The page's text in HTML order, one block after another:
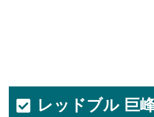
レッドブル 巨